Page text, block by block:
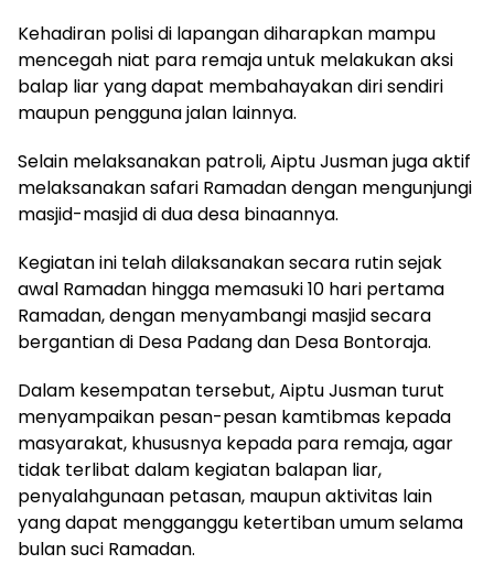
Kehadiran polisi di lapangan diharapkan mampu
mencegah niat para remaja untuk melakukan aksi
balap liar yang dapat membahayakan diri sendiri
maupun pengguna jalan lainnya.
Selain melaksanakan patroli, Aiptu Jusman juga aktif
melaksanakan safari Ramadan dengan mengunjungi
masjid-masjid di dua desa binaannya.
Kegiatan ini telah dilaksanakan secara rutin sejak
awal Ramadan hingga memasuki 10 hari pertama
Ramadan, dengan menyambangi masjid secara
bergantian di Desa Padang dan Desa Bontoraja.
Dalam kesempatan tersebut, Aiptu Jusman turut
menyampaikan pesan-pesan kamtibmas kepada
masyarakat, khususnya kepada para remaja, agar
tidak terlibat dalam kegiatan balapan liar,
penyalahgunaan petasan, maupun aktivitas lain
yang dapat mengganggu ketertiban umum selama
bulan suci Ramadan.